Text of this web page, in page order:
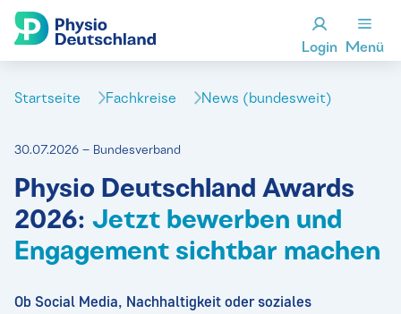
Login Menü
Startseite Fachkreise News (bundesweit)
30.07.2026 – Bundesverband
Physio Deutschland Awards
2026: Jetzt bewerben und
Engagement sichtbar machen
Ob Social Media, Nachhaltigkeit oder soziales